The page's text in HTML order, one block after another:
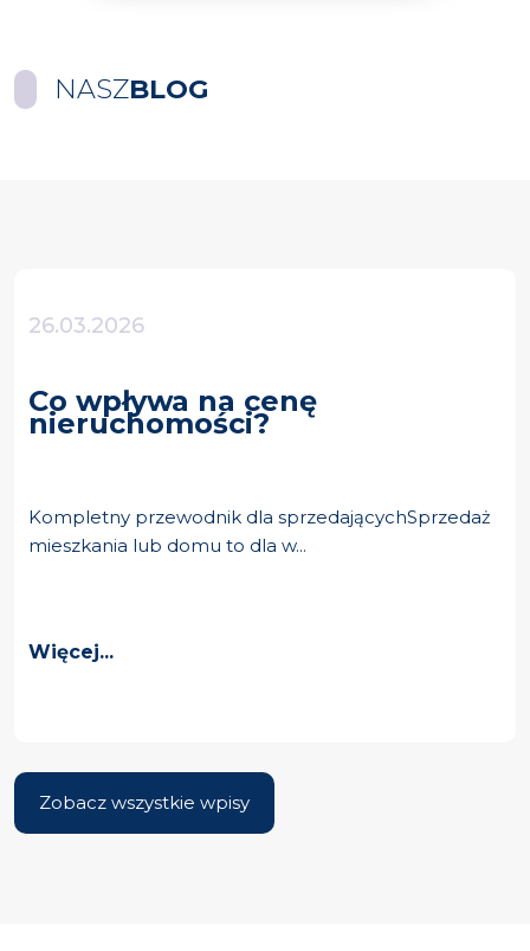
NASZBLOG
26.03.2026
Co wpływa na cenę
nieruchomości?
Kompletny przewodnik dla sprzedającychSprzedaż
mieszkania lub domu to dla w...
Więcej...
Zobacz wszystkie wpisy